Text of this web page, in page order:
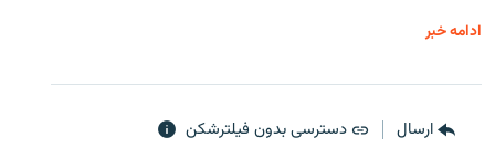
ادامه خبر
ارسال دسترسی بدون فیلترشکن